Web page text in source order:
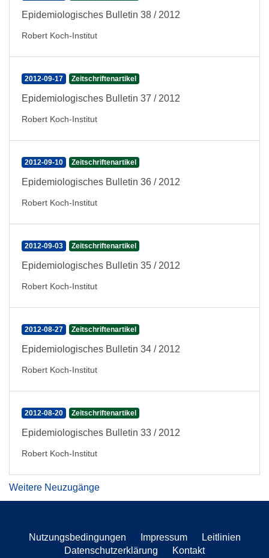
Epidemiologisches Bulletin 38 / 2012
Robert Koch-Institut
2012-09-17 Zeitschriftenartikel
Epidemiologisches Bulletin 37 / 2012
Robert Koch-Institut
2012-09-10 Zeitschriftenartikel
Epidemiologisches Bulletin 36 / 2012
Robert Koch-Institut
2012-09-03 Zeitschriftenartikel
Epidemiologisches Bulletin 35 / 2012
Robert Koch-Institut
2012-08-27 Zeitschriftenartikel
Epidemiologisches Bulletin 34 / 2012
Robert Koch-Institut
2012-08-20 Zeitschriftenartikel
Epidemiologisches Bulletin 33 / 2012
Robert Koch-Institut
Weitere Neuzugänge
Nutzungsbedingungen Impressum
Leitlinien
Datenschutzerklärung
Kontakt